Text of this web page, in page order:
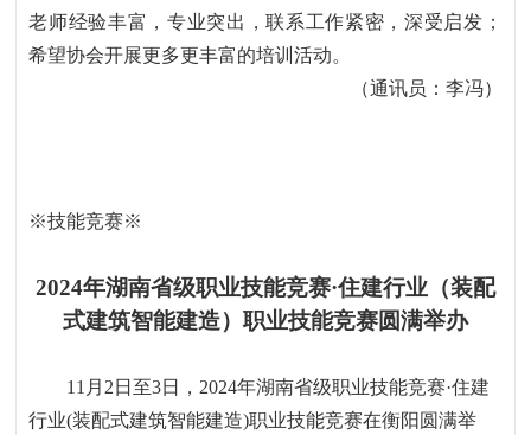
老师经验丰富，专业突出，联系工作紧密，深受启发；
希望协会开展更多更丰富的培训活动。
（通讯员：李冯）
※技能竞赛※
2024年湖南省级职业技能竞赛·住建行业（装配
式建筑智能建造）职业技能竞赛圆满举办
11 月 2 日至3日， 2024年湖南省级职业技能竞赛·住建
行业(装配式建筑智能建造)职业技能竞赛在衡阳圆满举